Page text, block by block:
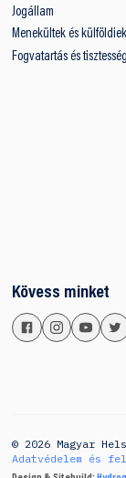
Jogállam
Menekültek és
Fogvatartás és
Kövess minket
© 2026 Magyar
Adatvédelem és